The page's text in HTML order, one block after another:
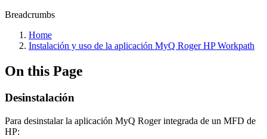
Breadcrumbs
Home
Instalación y uso de la aplicación MyQ Roger HP Workpath
On this Page
Desinstalación
Para desinstalar la aplicación MyQ Roger integrada de un MFD de
HP: